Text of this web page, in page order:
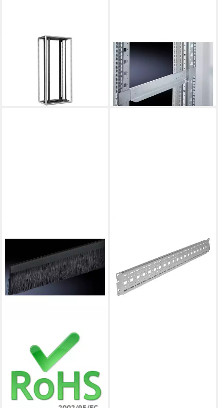
1.121,61 €
mtl. in 48 Raten
lieferbar - in 4-5 Werktagen bei dir
RITTAL
Netzwerkschrank
Gleitschiene, tiefenvariabel,
550mm, 1 HE 7063.750
ab 98,94 €
lieferbar - in 2-3 Werktagen bei dir
Anschlusskabel 3m, 3-phasig
DK 7856.025
ab 48,45 €
lieferbar - in 2-3 Werktagen bei dir